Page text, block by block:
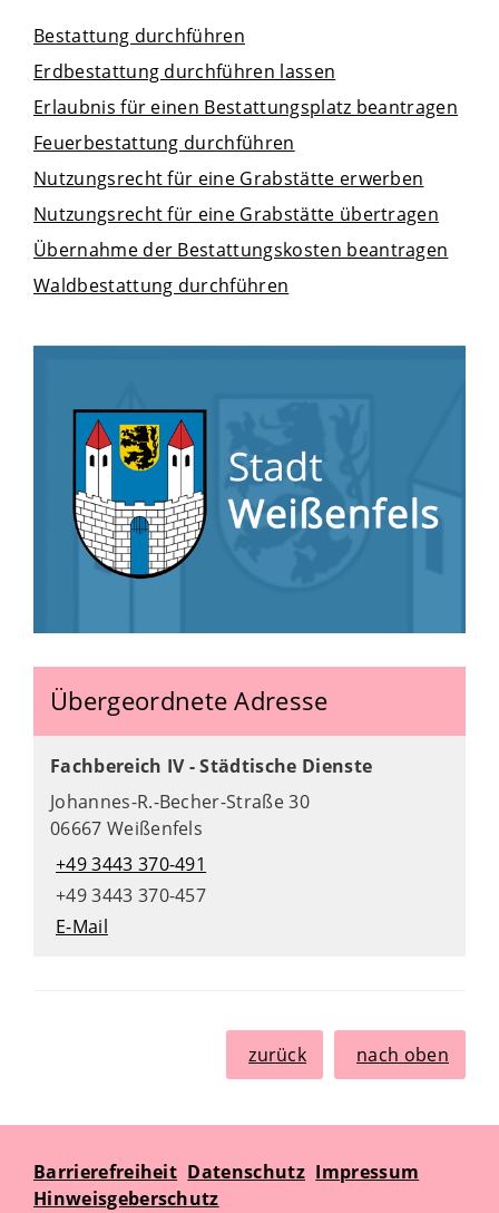
Bestattung durchführen
Erdbestattung durchführen lassen
Erlaubnis für einen Bestattungsplatz beantragen
Feuerbestattung durchführen
Nutzungsrecht für eine Grabstätte erwerben
Nutzungsrecht für eine Grabstätte übertragen
Übernahme der Bestattungskosten beantragen
Waldbestattung durchführen
Übergeordnete Adresse
Fachbereich IV - Städtische Dienste
Johannes-R.-Becher-Straße 30
06667 Weißenfels
+49 3443 370-491
+49 3443 370-457
E-Mail
zurück nach oben
Barrierefreiheit Datenschutz Impressum
Hinweisgeberschutz